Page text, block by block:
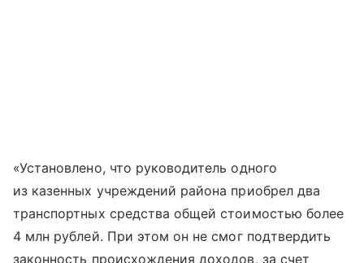
«Установлено, что руководитель одного
из казенных учреждений района приобрел два
транспортных средства общей стоимостью более
4 млн рублей. При этом он не смог подтвердить
законность происхождения доходов, за счет